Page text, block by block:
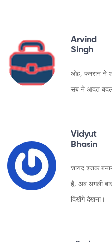
Arvind
Singh
ओह, कमरान ने
सब ने आदत बदल
Vidyut
Bhasin
शायद शतक
है, अब अगली
दिखेंगे देखना।